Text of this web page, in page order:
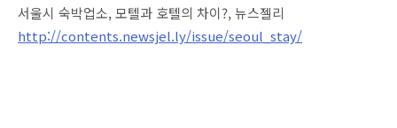
서울시 숙박업소, 모텔과 호텔의 차이?, 뉴스젤리
http://contents.newsjel.ly/issue/seoul_stay/